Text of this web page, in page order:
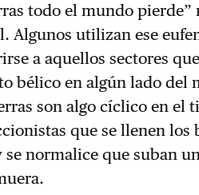
todo el mundo pierde”
Algunos utilizan ese
a aquellos sectores
bélico en algún lado del
son algo cíclico en el
que se llenen los
se normalice que suban